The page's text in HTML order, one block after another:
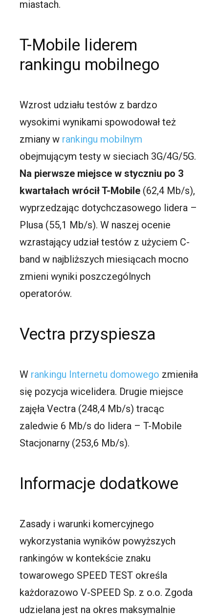
miastach.
T-Mobile liderem
rankingu mobilnego
Wzrost udziału testów z bardzo
wysokimi wynikami spowodował też
zmiany w rankingu mobilnym
obejmującym testy w sieciach 3G/4G/5G.
Na pierwsze miejsce w styczniu po 3
kwartałach wrócił T-Mobile (62,4 Mb/s),
wyprzedzając dotychczasowego lidera –
Plusa (55,1 Mb/s). W naszej ocenie
wzrastający udział testów z użyciem C-
band w najbliższych miesiącach mocno
zmieni wyniki poszczególnych
operatorów.
Vectra przyspiesza
W rankingu Internetu domowego zmieniła
się pozycja wicelidera. Drugie miejsce
zajęła Vectra (248,4 Mb/s) tracąc
zaledwie 6 Mb/s do lidera – T-Mobile
Stacjonarny (253,6 Mb/s).
Informacje dodatkowe
Zasady i warunki komercyjnego
wykorzystania wyników powyższych
rankingów w kontekście znaku
towarowego SPEED TEST określa
każdorazowo V-SPEED Sp. z o.o. Zgoda
udzielana jest na okres maksymalnie